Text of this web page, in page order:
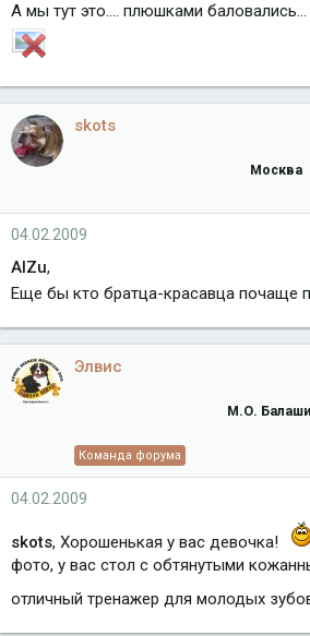
А мы тут это.... плюшками баловались...
skots
Москва
04.02.2009
AlZu,
Еще бы кто братца-красавца почаще
Элвис
М.О.
Команда форума
04.02.2009
skots, Хорошенькая у вас девочка!
фото, у вас стол с обтянутыми
отличный тренажер для молодых